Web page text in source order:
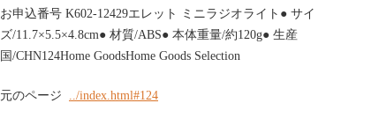
お申込番号 K602-12429エレット ミニラジオライト● サイ
ズ/11.7×5.5×4.8cm● 材質/ABS● 本体重量/約120g● 生産
国/CHN124Home GoodsHome Goods Selection
元のページ ../index.html#124